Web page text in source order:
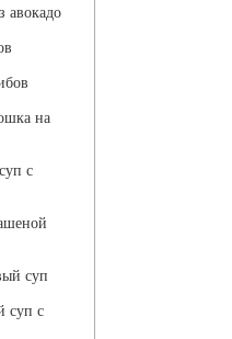
авокадо
на
с
суп
суп с